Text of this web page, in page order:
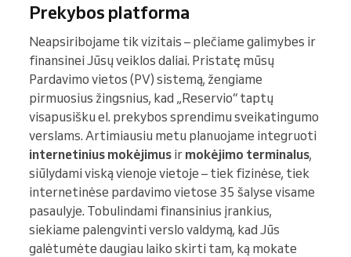
Prekybos platforma
Neapsiribojame tik vizitais – plečiame galimybes ir
finansinei Jūsų veiklos daliai. Pristatę mūsų
Pardavimo vietos (PV) sistemą, žengiame
pirmuosius žingsnius, kad „Reservio“ taptų
visapusišku el. prekybos sprendimu sveikatingumo
verslams. Artimiausiu metu planuojame integruoti
internetinius mokėjimus ir mokėjimo terminalus,
siūlydami viską vienoje vietoje – tiek fizinėse, tiek
internetinėse pardavimo vietose 35 šalyse visame
pasaulyje. Tobulindami finansinius įrankius,
siekiame palengvinti verslo valdymą, kad Jūs
galėtumėte daugiau laiko skirti tam, ką mokate